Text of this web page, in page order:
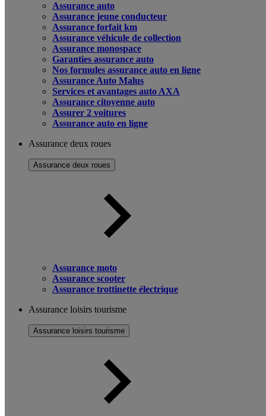
Assurance auto
Assurance jeune conducteur
Assurance forfait km
Assurance véhicule de collection
Assurance monospace
Garanties assurance auto
Nos formules assurance auto en ligne
Assurance Auto Malus
Services et avantages auto AXA
Assurance citoyenne auto
Assurer 2 voitures
Assurance auto en ligne
Assurance deux roues
Assurance deux roues
Assurance moto
Assurance scooter
Assurance trottinette électrique
Assurance loisirs tourisme
Assurance loisirs tourisme